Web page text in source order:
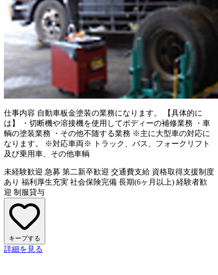
仕事内容 自動車板金塗装の業務になります。 【具体的に
は】 ・切断機や溶接機を使用してボディーの補修業務 ・車
輌の塗装業務 ・その他不随する業務 ※主に大型車の対応に
なります。 ※対応車両※ トラック、バス、フォークリフト
及び乗用車、その他車輌
未経験歓迎 急募 第二新卒歓迎 交通費支給 資格取得支援制度
あり 福利厚生充実 社会保険完備 長期(6ヶ月以上) 経験者歓
迎 制服貸与
キープする
詳細を見る